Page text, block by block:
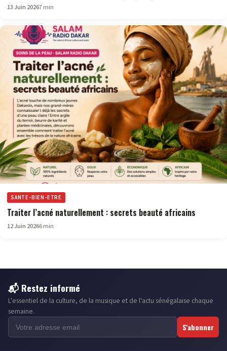
13 Juin 20267 min
SANTE-BIEN-ETRE
Traiter l’acné naturellement : secrets beauté africains
12 Juin 20266 min
📬 Restez informé
L'essentiel de la culture, de la musique et de l'actu sénégalaise chaque
semaine.
S'abonner